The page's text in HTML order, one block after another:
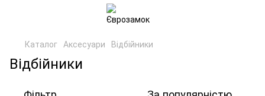
Каталог Аксесуари Відбійники
Відбійники